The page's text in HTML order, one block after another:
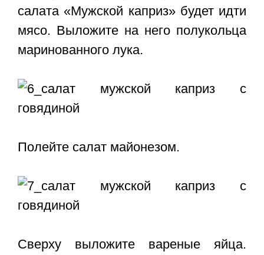
салата «Мужской каприз» будет идти
мясо. Выложите на него полукольца
маринованного лука.
Полейте салат майонезом.
Сверху выложите вареные яйца.